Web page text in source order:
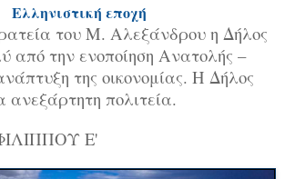
Ελληνιστική εποχή
του Μ. Αλεξάνδρου η Δήλος
από την ενοποίηση Ανατολής –
της οικονομίας. Η Δήλος
ανεξάρτητη πολιτεία.
Ε'